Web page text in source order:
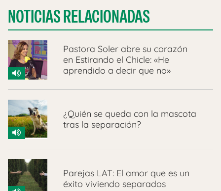
NOTICIAS RELACIONADAS
Pastora Soler abre su corazón
en Estirando el Chicle: «He
aprendido a decir que no»
¿Quién se queda con la mascota
tras la separación?
Parejas LAT: El amor que es un
éxito viviendo separados